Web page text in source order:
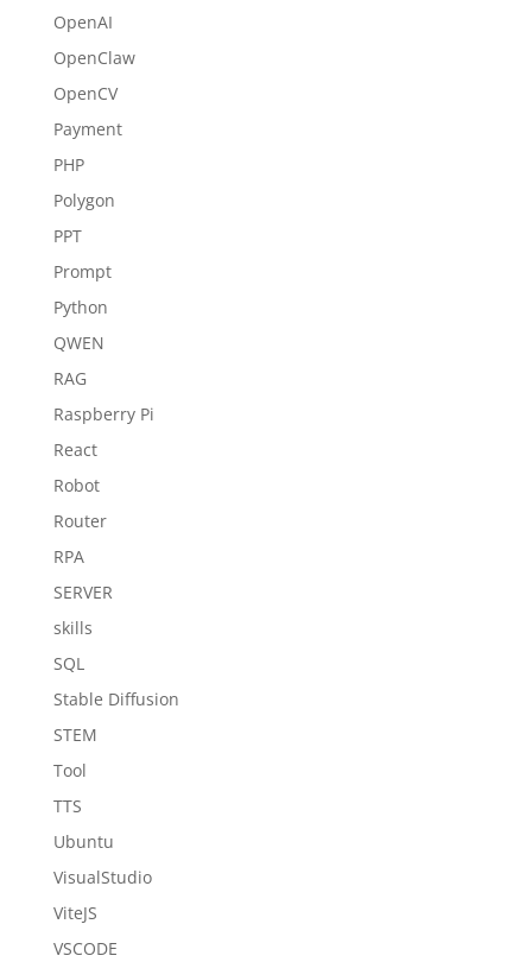
OpenAI
OpenClaw
OpenCV
Payment
PHP
Polygon
PPT
Prompt
Python
QWEN
RAG
Raspberry Pi
React
Robot
Router
RPA
SERVER
skills
SQL
Stable Diffusion
STEM
Tool
TTS
Ubuntu
VisualStudio
ViteJS
VSCODE